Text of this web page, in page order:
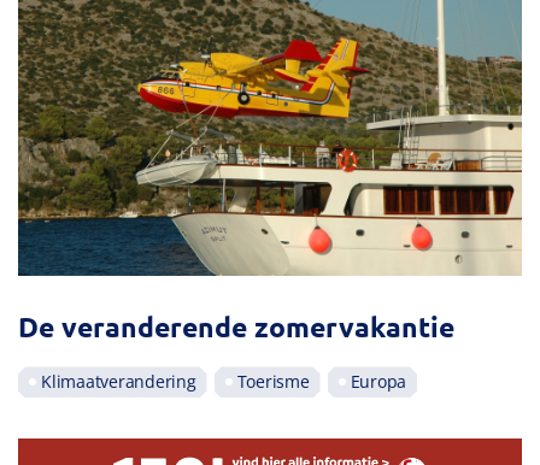
De veranderende zomervakantie
Klimaatverandering Toerisme Europa